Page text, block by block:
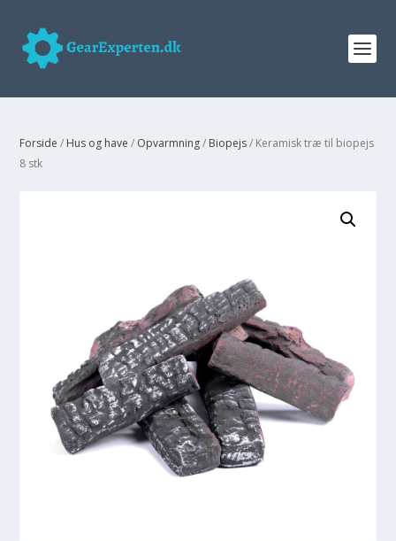
Forside / Hus og have / Opvarmning/ Biopejs/ Keramisk træ til biopejs
8 stk